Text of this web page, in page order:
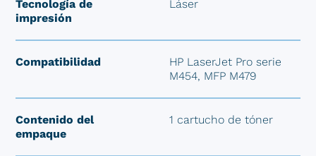
Tecnología de
impresión
Láser
Compatibilidad
HP LaserJet Pro serie
M454, MFP M479
Contenido del
empaque
1 cartucho de tóner